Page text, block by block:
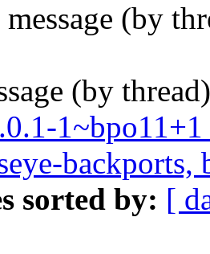
(by
(by
backports,
sorted by: [